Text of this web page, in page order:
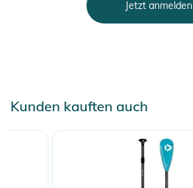
Jetzt anmelden
Kunden kauften auch